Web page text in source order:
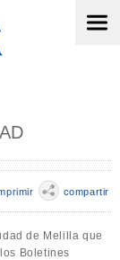
compartir
de Melilla que
Boletines